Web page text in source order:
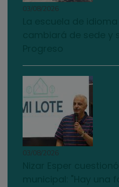
03/08/2026
03/08/2026